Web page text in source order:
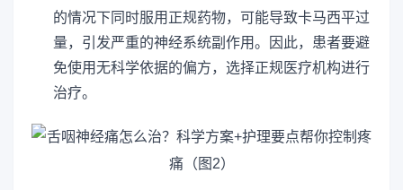
的情况下同时服用正规药物，可能导致卡马西平过
量，引发严重的神经系统副作用。因此，患者要避
免使用无科学依据的偏方，选择正规医疗机构进行
治疗。